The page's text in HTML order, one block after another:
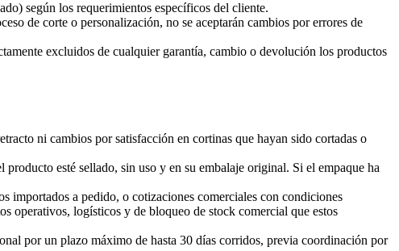
según los requerimientos específicos del cliente.
de corte o personalización, no se aceptarán cambios por errores de
excluidos de cualquier garantía, cambio o devolución los productos
ni cambios por satisfacción en cortinas que hayan sido cortadas o
esté sellado, sin uso y en su embalaje original. Si el empaque ha
importados a pedido, o cotizaciones comerciales con condiciones
operativos, logísticos y de bloqueo de stock comercial que estos
por un plazo máximo de hasta 30 días corridos, previa coordinación por